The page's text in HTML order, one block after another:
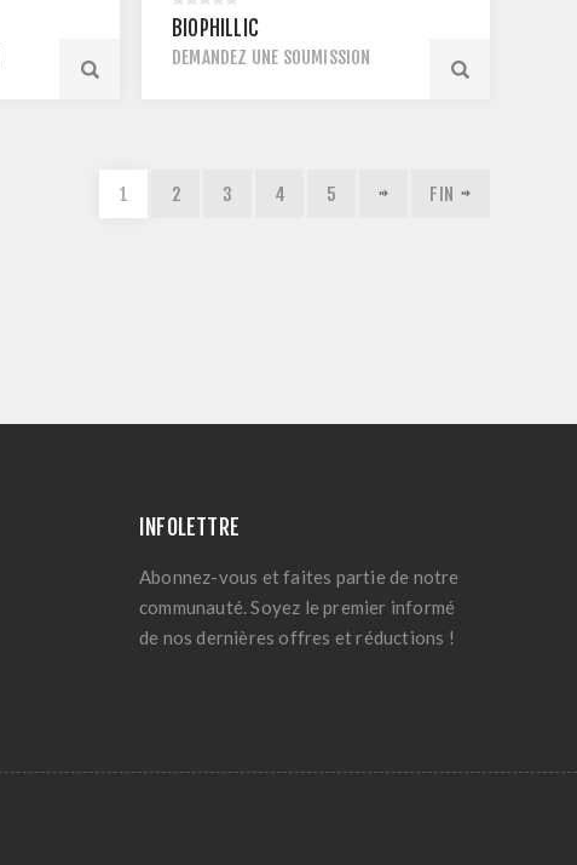
BIOPHILLIC
DEMANDEZ UNE SOUMISSION
1 2 3 4 5 FIN
INFOLETTRE
Abonnez-vous et faites partie de notre
communauté. Soyez le premier informé
de nos dernières offres et réductions !